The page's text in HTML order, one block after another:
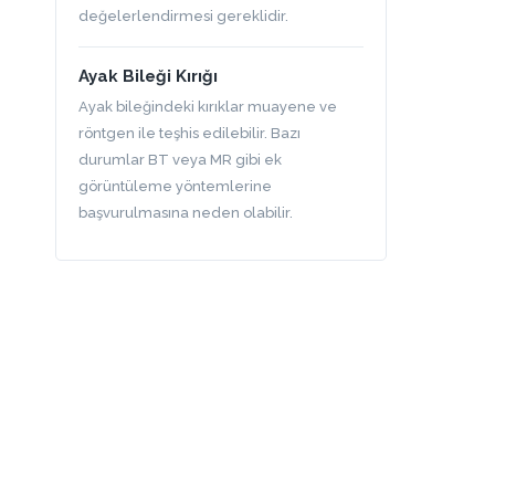
değelerlendirmesi gereklidir.
Ayak Bileği Kırığı
Ayak bileğindeki kırıklar muayene ve
röntgen ile teşhis edilebilir. Bazı
durumlar BT veya MR gibi ek
görüntüleme yöntemlerine
başvurulmasına neden olabilir.